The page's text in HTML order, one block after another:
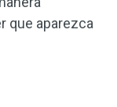
que aparezca